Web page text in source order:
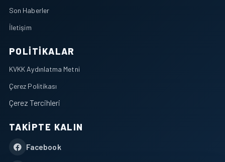
Son Haberler
İletişim
POLITIKALAR
KVKK Aydınlatma Metni
Çerez Politikası
Çerez Tercihleri
TAKIPTE KALIN
Facebook